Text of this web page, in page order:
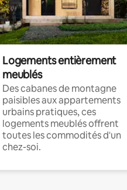
Logements entièrement
meublés
Des cabanes de montagne
paisibles aux appartements
urbains pratiques, ces
logements meublés offrent
toutes les commodités d'un
chez-soi.